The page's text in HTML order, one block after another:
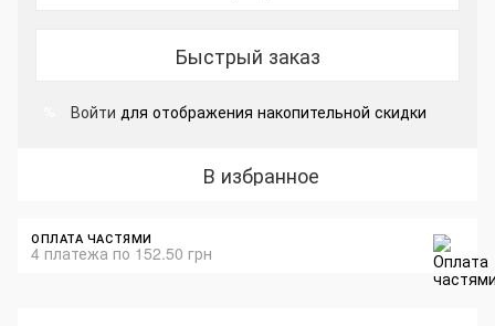
Быстрый заказ
Войти для отображения накопительной скидки
В избранное
ОПЛАТА ЧАСТЯМИ
4 платежа по 152.50 грн